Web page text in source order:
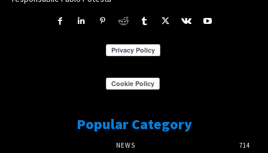
Popular Category
NEWS 714